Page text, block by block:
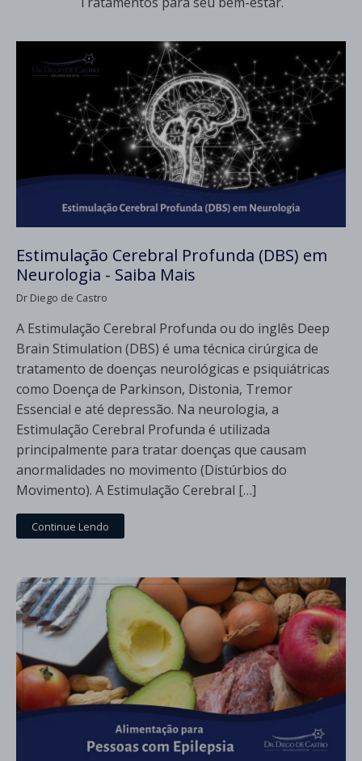
Estimulação Cerebral Profunda (DBS) em
Neurologia - Saiba Mais
Dr Diego de Castro
A Estimulação Cerebral Profunda ou do inglês Deep
Brain Stimulation (DBS) é uma técnica cirúrgica de
tratamento de doenças neurológicas e psiquiátricas
como Doença de Parkinson, Distonia, Tremor
Essencial e até depressão. Na neurologia, a
Estimulação Cerebral Profunda é utilizada
principalmente para tratar doenças que causam
anormalidades no movimento (Distúrbios do
Movimento). A Estimulação Cerebral […]
Continue Lendo